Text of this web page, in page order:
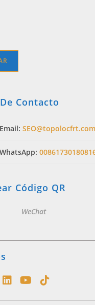
Contacto
Email:SEO@topolocfrt.com
WhatsApp:
Código QR
WeChat